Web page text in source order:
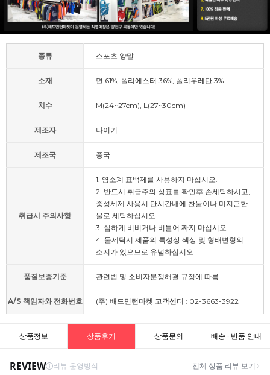
종류 스포츠 양말
소재 면 61%, 폴리에스터 36%, 폴리우레탄 3%
치수 M(24~27cm), L(27~30cm)
제조자 나이키
제조국 중국
취급시 주의사항
1. 염소계 표백제를 사용하지 마십시오.
2. 반드시 취급주의 상표를 확인후 손세탁하시고,
중성세제 사용시 단시간내에 찬물이나 미지근한
물로 세탁하십시오.
3. 심하게 비비거나 비틀어 짜지 마십시오.
4. 물세탁시 제품의 특성상 색상 및 형태변형의
소지가 있으므로 유념하십시오.
품질보증기준 관련법 및 소비자분쟁해결 규정에 따름
A/S 책임자와 전화번호 (주) 배드민턴마켓 고객센터 : 02-3663-3922
상품정보 상품후기 상품문의 배송 · 반품 안내